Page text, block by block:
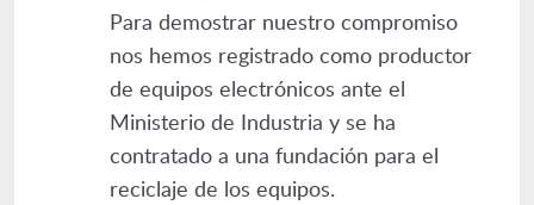
Para demostrar nuestro compromiso
nos hemos registrado como productor
de equipos electrónicos ante el
Ministerio de Industria y se ha
contratado a una fundación para el
reciclaje de los equipos.